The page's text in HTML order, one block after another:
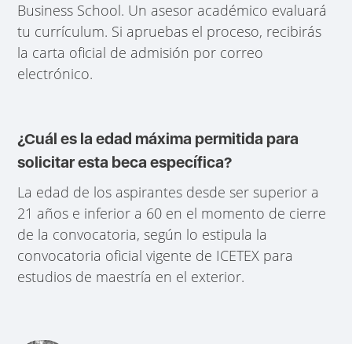
Business School. Un asesor académico evaluará
tu currículum. Si apruebas el proceso, recibirás
la carta oficial de admisión por correo
electrónico.
¿Cuál es la edad máxima permitida para
solicitar esta beca específica?
La edad de los aspirantes desde ser superior a
21 años e inferior a 60 en el momento de cierre
de la convocatoria, según lo estipula la
convocatoria oficial vigente de ICETEX para
estudios de maestría en el exterior.